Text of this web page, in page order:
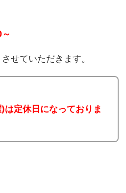
させていただきます。
定休日になっておりま